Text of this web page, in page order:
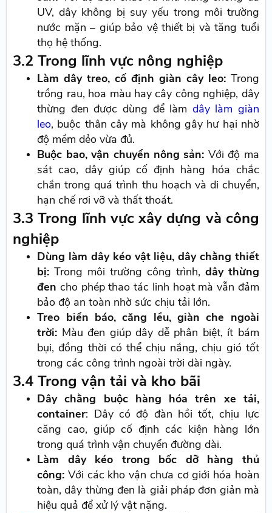
UV, dây không bị suy yếu trong môi trường
nước mặn – giúp bảo vệ thiết bị và tăng tuổi
thọ hệ thống.
3.2 Trong lĩnh vực nông nghiệp
Làm dây treo, cố định giàn cây leo:Trong
trồng rau, hoa màu hay cây công nghiệp, dây
thừng đen được dùng để làm dây làm giàn
leo, buộc thân cây mà không gây hư hại nhờ
độ mềm dẻo vừa đủ.
Buộc bao, vận chuyển nông sản: Với độ ma
sát cao, dây giúp cố định hàng hóa chắc
chắn trong quá trình thu hoạch và di chuyển,
hạn chế rơi vỡ và thất thoát.
3.3 Trong lĩnh vực xây dựng và công
nghiệp
Dùng làm dây kéo vật liệu, dây chằng thiết
bị:Trong môi trường công trình, dây thừng
đen cho phép thao tác linh hoạt mà vẫn đảm
bảo độ an toàn nhờ sức chịu tải lớn.
Treo biển báo, căng lều, giàn che ngoài
trời: Màu đen giúp dây dễ phân biệt, ít bám
bụi, đồng thời có thể chịu nắng, chịu gió tốt
trong các công trình ngoài trời dài ngày.
3.4 Trong vận tải và kho bãi
Dây chằng buộc hàng hóa trên xe tải,
container: Dây có độ đàn hồi tốt, chịu lực
căng cao, giúp cố định các kiện hàng lớn
trong quá trình vận chuyển đường dài.
Làm dây kéo trong bốc dỡ hàng thủ
công: Với các kho vận chưa cơ giới hóa hoàn
toàn, dây thừng đen là giải pháp đơn giản mà
hiệu quả để xử lý vật nặng.